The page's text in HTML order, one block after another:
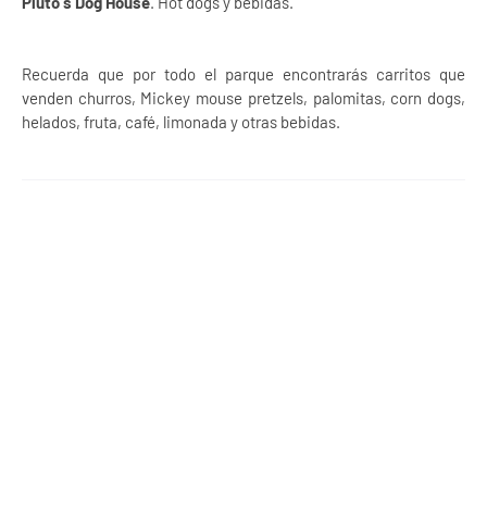
Recuerda que por todo el parque encontrarás carritos que
venden churros, Mickey mouse pretzels, palomitas, corn dogs,
helados, fruta, café, limonada y otras bebidas.